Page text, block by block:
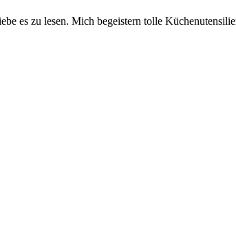
es zu lesen. Mich begeistern tolle